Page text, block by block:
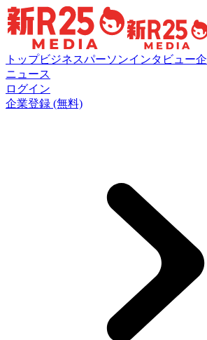
トップビジネスパーソンインタビュー
ニュース
ログイン
企業登録 (無料)